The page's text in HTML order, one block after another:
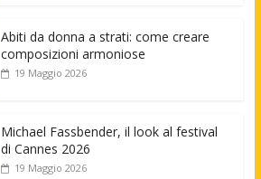
Abiti da donna a strati: come creare
composizioni armoniose
19 Maggio 2026
Michael Fassbender, il look al festival
di Cannes 2026
19 Maggio 2026